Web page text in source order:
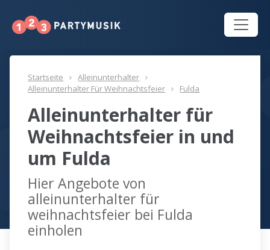
Startseite
Alleinunterhalter
Alleinunterhalter Für Weihnachtsfeier
Fulda
Alleinunterhalter für
Weihnachtsfeier in und
um Fulda
Hier Angebote von
alleinunterhalter für
weihnachtsfeier bei Fulda
einholen